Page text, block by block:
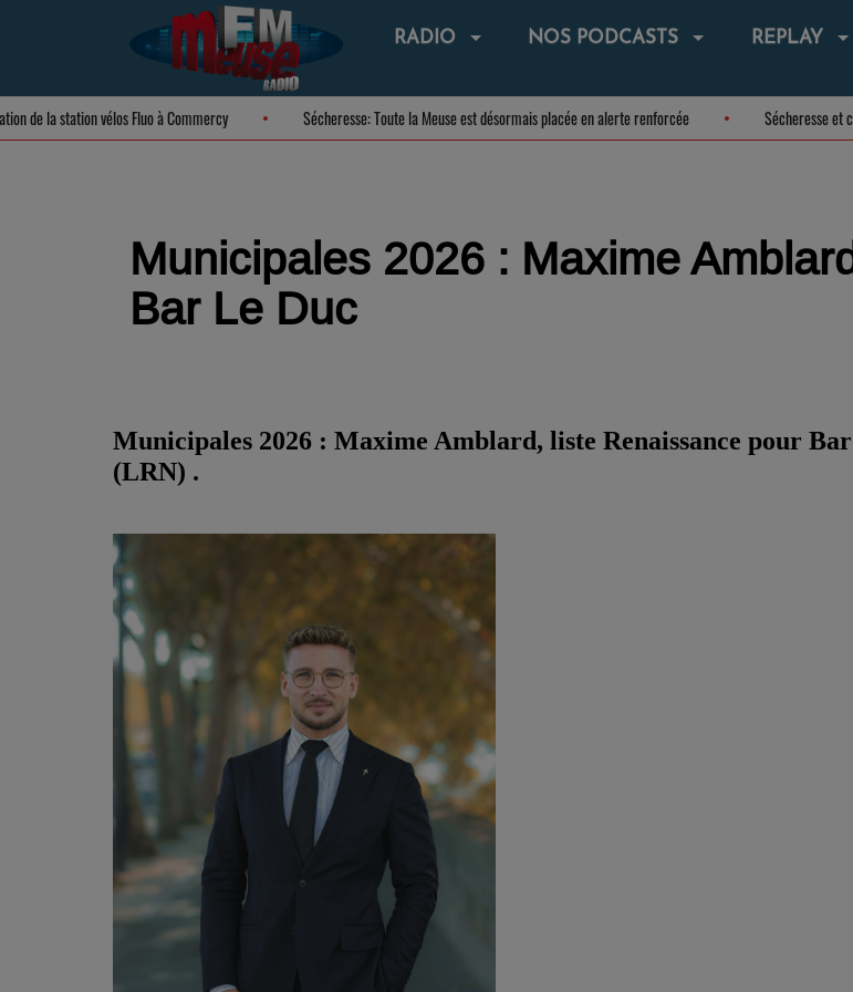
RADIO NOS PODCASTS REPLAY
de la station vélos Fluo à Commercy Sécheresse: Toute la Meuse est désormais placée en alerte renforcée
Municipales 2026 : Maxime
Bar Le Duc
Municipales 2026 : Maxime Amblard, liste Renaissance pour
(LRN) .